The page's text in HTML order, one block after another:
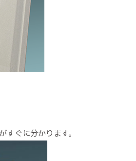
ぐに分かります。